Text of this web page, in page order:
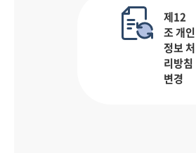
제12
조 개인
정보 처
리방침
변경